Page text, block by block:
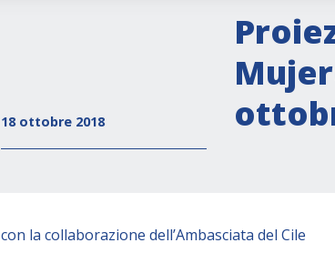
18 ottobre 2018
con la collaborazione dell’Ambasciata del Cile